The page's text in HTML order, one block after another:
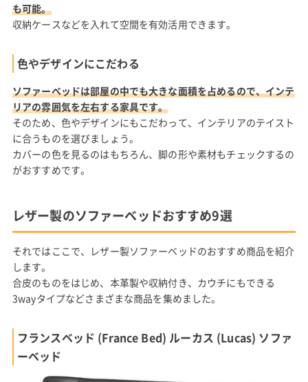
も可能。
収納ケースなどを入れて空間を有効活用できます。
色やデザインにこだわる
ソファーベッドは部屋の中でも大きな面積を占めるので、インテ
リアの雰囲気を左右する家具です。
そのため、色やデザインにもこだわって、インテリアのテイスト
に合うものを選びましょう。
カバーの色を見るのはもちろん、脚の形や素材もチェックするの
がおすすめです。
レザー製のソファーベッドおすすめ9選
それではここで、レザー製ソファーベッドのおすすめ商品を紹介
します。
合皮のものをはじめ、本革製や収納付き、カウチにもできる
3wayタイプなどさまざまな商品を集めました。
フランスベッド (France Bed) ルーカス (Lucas) ソファ
ーベッド